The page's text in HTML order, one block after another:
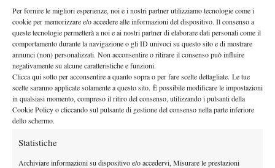
Per fornire le migliori esperienze, noi e i nostri partner utilizziamo tecnologie come i
cookie per memorizzare e/o accedere alle informazioni del dispositivo. Il consenso a
queste tecnologie permetterà a noi e ai nostri partner di elaborare dati personali come il
comportamento durante la navigazione o gli ID univoci su questo sito e di mostrare
annunci (non) personalizzati. Non acconsentire o ritirare il consenso può influire
negativamente su alcune caratteristiche e funzioni.
Clicca qui sotto per acconsentire a quanto sopra o per fare scelte dettagliate. Le tue
scelte saranno applicate solamente a questo sito. È possibile modificare le impostazioni
in qualsiasi momento, compreso il ritiro del consenso, utilizzando i pulsanti della
Cookie Policy o cliccando sul pulsante di gestione del consenso nella parte inferiore
dello schermo.
Statistiche
Archiviare informazioni su dispositivo e/o accedervi, Misurare le prestazioni
annunciato) e Arthur Cazaux, è al momento fuori didue posti
dal main draw del torneo londinese. Ciò vuol dire che, se non
dovesse ricevereuna wild cardo se non dovessero cancellarsi
due giocatori, dovrebbe disputare le qualificazioni per accedere
al tabellone principale. Buona parte degli accessi diretti al main
draw andranno a tennisti britannici, ma la direzione del torneo
potrebbe utilizzare gli slot extra per premiare Berrettini, finalista
nel 2021. Il romano spera nella wild card, ma le carte si